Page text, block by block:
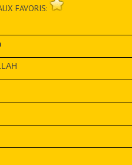
FAVORIS: